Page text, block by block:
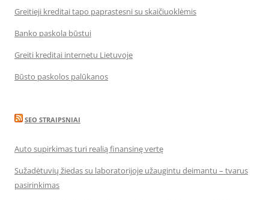
Greitieji kreditai tapo paprastesni su skaičiuoklėmis
Banko paskola būstui
Greiti kreditai internetu Lietuvoje
Būsto paskolos palūkanos
SEO STRAIPSNIAI
Auto supirkimas turi realią finansinę vertę
Sužadėtuvių žiedas su laboratorijoje užaugintu deimantu – tvarus
pasirinkimas